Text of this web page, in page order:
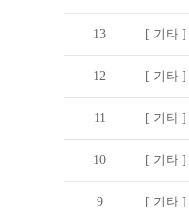
13 [ 기타 ]
12 [ 기타 ]
11 [ 기타 ]
10 [ 기타 ]
9 [ 기타 ]